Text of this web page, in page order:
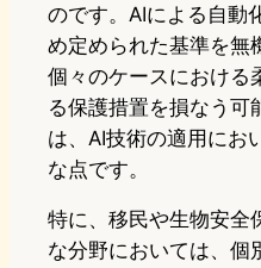
のです。AIによる自動
め定められた基準を無
個々のケースにおける
る保護措置を損なう可
は、AI技術の適用にお
な点です。
特に、移民や生物安全
な分野においては、個